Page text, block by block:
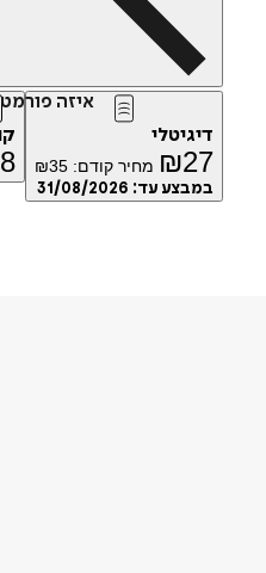
איזה
דיגיטלי
₪27 מחיר קודם: ₪35
במבצע עד: 31/08/2026